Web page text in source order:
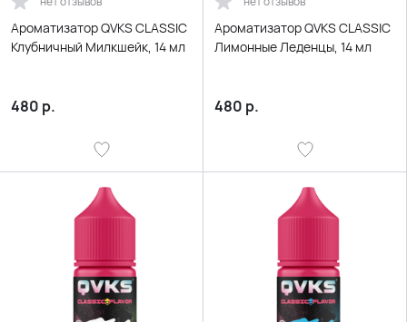
Ароматизатор QVKS CLASSIC
Клубничный Милкшейк, 14 мл
480 р.
Ароматизатор QVKS CLASSIC
Лимонные Леденцы, 14 мл
480 р.